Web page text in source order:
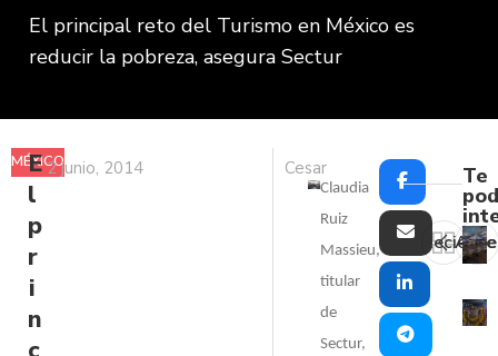
El principal reto del Turismo en México es
reducir la pobreza, asegura Sectur
MÉXICO
E
l
p
r
i
n
2 junio, 2014 Cesar
Claudia
Ruiz
Massieu,
titular
de
Sectur,
Reciente
Te